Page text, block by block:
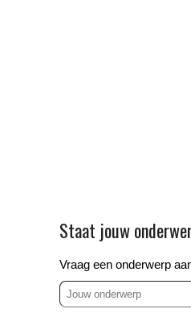
Staat jouw
Vraag een onderwerp